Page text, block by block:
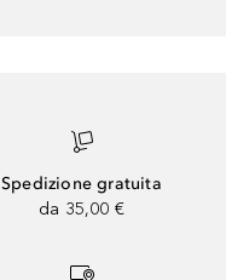
Spedizione gratuita
da 35,00 €